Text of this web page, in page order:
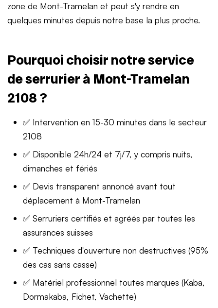
zone de Mont-Tramelan et peut s'y rendre en
quelques minutes depuis notre base la plus proche.
Pourquoi choisir notre service
de serrurier à Mont-Tramelan
2108 ?
✅ Intervention en 15-30 minutes dans le secteur
2108
✅ Disponible 24h/24 et 7j/7, y compris nuits,
dimanches et fériés
✅ Devis transparent annoncé avant tout
déplacement à Mont-Tramelan
✅ Serruriers certifiés et agréés par toutes les
assurances suisses
✅ Techniques d'ouverture non destructives (95%
des cas sans casse)
✅ Matériel professionnel toutes marques (Kaba,
Dormakaba, Fichet, Vachette)